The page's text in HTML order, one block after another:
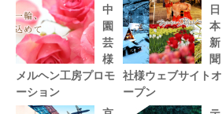
中
園
芸
様
メルヘン工房プロモ
ーション
日
本
新
聞
社様ウェブサイトオ
ープン